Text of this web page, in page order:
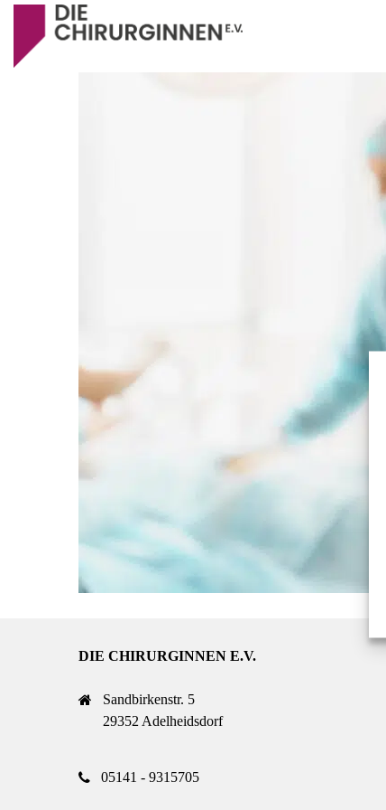
DIE CHIRURGINNEN E.V.
Sandbirkenstr. 5
29352 Adelheidsdorf
05141 - 9315705